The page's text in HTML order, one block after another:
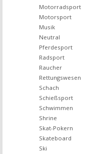
Motorradsport
Motorsport
Musik
Neutral
Pferdesport
Radsport
Raucher
Rettungswesen
Schach
Schießsport
Schwimmen
Shrine
Skat-Pokern
Skateboard
Ski